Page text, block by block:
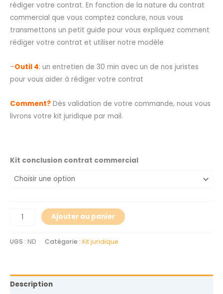
rédiger votre contrat. En fonction de la nature du contrat
commercial que vous comptez conclure, nous vous
transmettons un petit guide pour vous expliquez comment
rédiger votre contrat et utiliser notre modèle
–Outil 4: un entretien de 30 min avec un de nos juristes
pour vous aider à rédiger votre contrat
Comment? Dès validation de votre commande, nous vous
livrons votre kit juridique par mail.
Kit conclusion contrat commercial
Ajouter au panier
UGS : ND Catégorie : Kit juridique
Description